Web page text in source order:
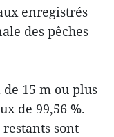
enregistrés
des pêches
15 m ou plus
de 99,56 %.
sont